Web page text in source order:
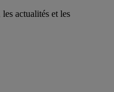
actualités et les